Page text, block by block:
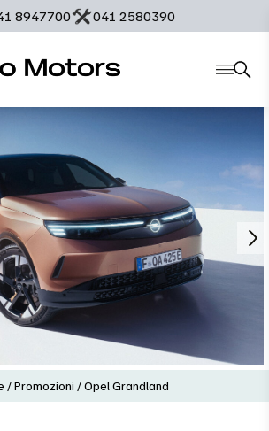
8947700‬ ‭041 2580390‬
/Promozioni /Opel Grandland